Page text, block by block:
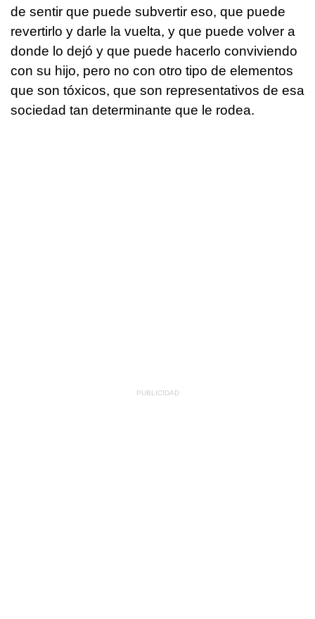
de sentir que puede subvertir eso, que puede
revertirlo y darle la vuelta, y que puede volver a
donde lo dejó y que puede hacerlo conviviendo
con su hijo, pero no con otro tipo de elementos
que son tóxicos, que son representativos de esa
sociedad tan determinante que le rodea.